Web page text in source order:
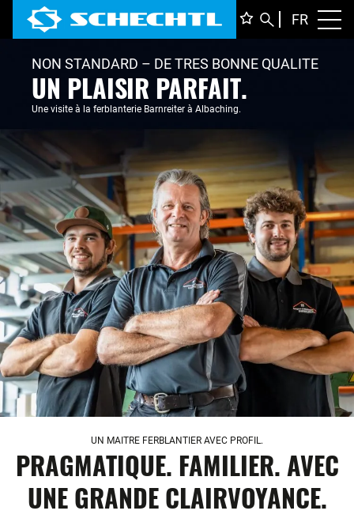
FR
NON STANDARD – DE TRES BONNE QUALITE
UN PLAISIR PARFAIT.
Une visite à la ferblanterie Barnreiter à Albaching.
UN MAITRE FERBLANTIER AVEC PROFIL.
PRAGMATIQUE. FAMILIER. AVEC
UNE GRANDE CLAIRVOYANCE.